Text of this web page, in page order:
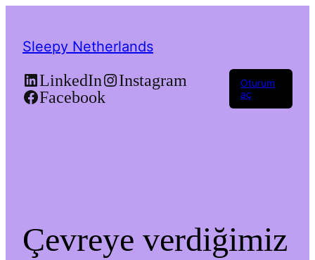
Sleepy Netherlands
LinkedIn
Instagram
Facebook
Oturum
aç
Çevreye verdiğimiz